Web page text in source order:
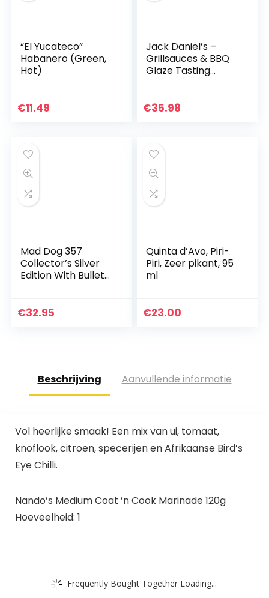
“El Yucateco”
Habanero (Green,
Hot)
€11.49
Jack Daniel’s –
Grillsauces & BBQ
Glaze Tasting
(1330g) – Smooth
€35.98
Mad Dog 357
Collector’s Silver
Edition With Bullet
€32.95
Quinta d’Avo, Piri-
Piri, Zeer pikant, 95
ml
€23.00
Beschrijving Aanvullende informatie
Vol heerlijke smaak! Een mix van ui, tomaat,
knoflook, citroen, specerijen en Afrikaanse Bird’s
Eye Chilli.
Nando’s Medium Coat ’n Cook Marinade 120g
Hoeveelheid: 1
Frequently Bought Together Loading...